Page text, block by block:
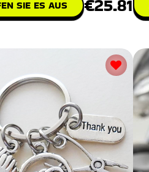
SIE ES AUS €25.81